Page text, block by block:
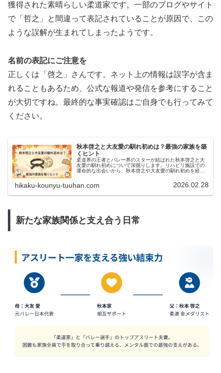
獲得された素晴らしい柔道家です。一部のブログやサイト
で「哲之」と間違って表記されていることが原因で、この
ような誤解が生まれてしまったようです。
名前の表記にご注意を
正しくは「啓之」さんです。ネット上の情報は誤字が含ま
れることもあるため、公式な報道や発信を参考にすること
が大切ですね。最終的な事実確認はご自身でも行ってみて
ください。
秋本啓之と大友愛の馴れ初めは？最強の家族を築
くヒント
柔道界の王者とバレー界のスターが結ばれた秋本啓之と大
友愛の馴れ初めについて深掘りします。リハビリ施設での
運命的な出会いから、秋本啓之や大友愛の馴れ初めを経て
動の秘話まで網羅。現在の幸せな大家族の姿や美空さんの
活躍も詳しく解説。
hikaku-kounyu-tuuhan.com 2026.02.28
新たな家族関係と支え合う日常